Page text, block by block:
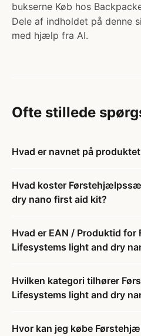
bukserne Køb hos
Dele af indholdet på denne
med hjælp fra AI.
Ofte stillede
Hvad er navnet på
Hvad koster
dry nano first aid kit?
Hvad er EAN / Produktid
Lifesystems light and dry
Hvilken kategori tilhører
Lifesystems light and dry
Hvor kan jeg købe